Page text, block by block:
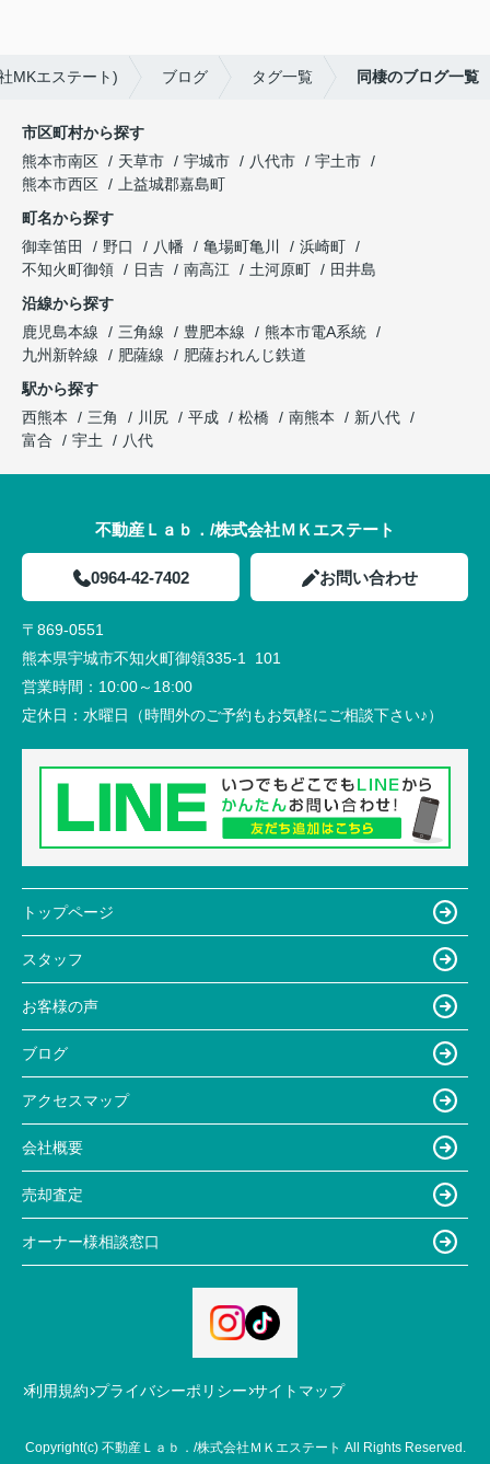
MKエステート) ブログ タグ一覧 同棲のブログ一覧
市区町村から探す
熊本市南区
天草市 宇城市 八代市
宇土市
熊本市西区
上益城郡嘉島町
町名から探す
御幸笛田
野口 八幡 亀場町亀川
浜崎町
不知火町御領
日吉 南高江 土河原町
田井島
沿線から探す
鹿児島本線
三角線 豊肥本線
熊本市電A系統
九州新幹線
肥薩線
肥薩おれんじ鉄道
駅から探す
西熊本
三角 川尻 平成 松橋 南熊本
新八代
富合
宇土 八代
不動産Ｌａｂ．/株式会社ＭＫエステート
0964-42-7402 お問い合わせ
〒869-0551
熊本県宇城市不知火町御領335-1 101
営業時間： 10:00～18:00
定休日： 水曜日（時間外のご予約もお気軽にご相談下さい♪）
トップページ
スタッフ
お客様の声
ブログ
アクセスマップ
会社概要
売却査定
オーナー様相談窓口
利用規約 プライバシーポリシー サイトマップ
Copyright(c) 不動産Ｌａｂ．/株式会社ＭＫエステート All Rights Reserved.